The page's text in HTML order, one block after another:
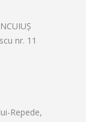
nr. 11
Repede,